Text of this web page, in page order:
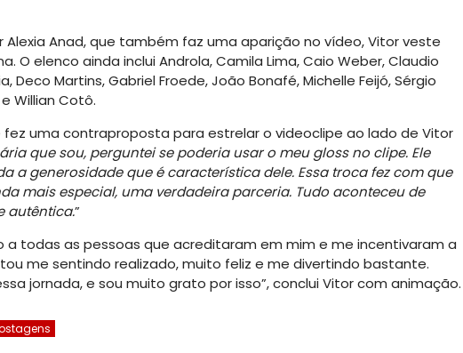
Alexia Anad, que também faz uma aparição no vídeo, Vitor veste
O elenco ainda inclui Androla, Camila Lima, Caio Weber, Claudio
Deco Martins, Gabriel Froede, João Bonafé, Michelle Feijó, Sérgio
Willian Cotô.
uma contraproposta para estrelar o videoclipe ao lado de Vitor
que sou, perguntei se poderia usar o meu gloss no clipe. Ele
a generosidade que é característica dele. Essa troca fez com que
mais especial, uma verdadeira parceria. Tudo aconteceu de
autêntica.”
a todas as pessoas que acreditaram em mim e me incentivaram a
me sentindo realizado, muito feliz e me divertindo bastante.
jornada, e sou muito grato por isso”, conclui Vitor com animação.